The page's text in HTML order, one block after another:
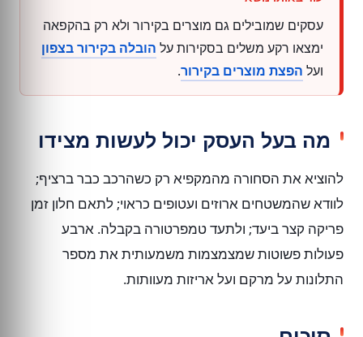
עסקים שמובילים גם מוצרים בקירור ולא רק בהקפאה
ימצאו רקע משלים בסקירות על הובלה בקירור בצפון
ועל הפצת מוצרים בקירור.
מה בעל העסק יכול לעשות מצידו
להוציא את הסחורה מהמקפיא רק כשהרכב כבר ברציף;
לוודא שהמשטחים ארוזים ועטופים כראוי; לתאם חלון זמן
פריקה קצר ביעד; ולתעד טמפרטורה בקבלה. ארבע
פעולות פשוטות שמצמצמות משמעותית את מספר
התלונות על מרקם ועל אריזות מעוותות.